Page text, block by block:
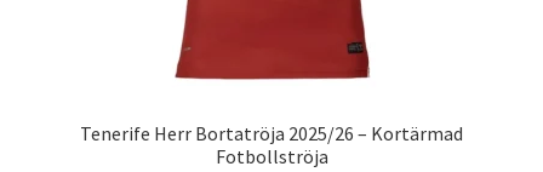
Tenerife Herr Bortatröja 2025/26 – Kortärmad
Fotbollströja